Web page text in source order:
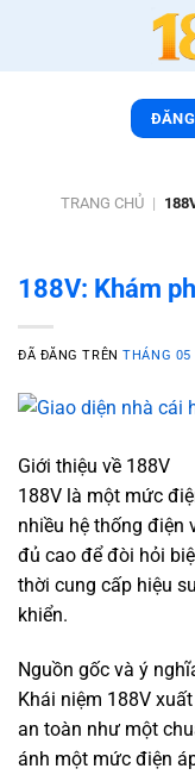
nội
TRANG CHỦ |
188V: Khám
ĐÃ ĐĂNG TRÊNTHÁNG 05
Giới thiệu về 188V
188V là một mức
nhiều hệ thống điện
đủ cao để đòi hỏi
thời cung cấp hiệu
khiển.
Nguồn gốc và ý
Khái niệm 188V
an toàn như một
ánh một mức điện